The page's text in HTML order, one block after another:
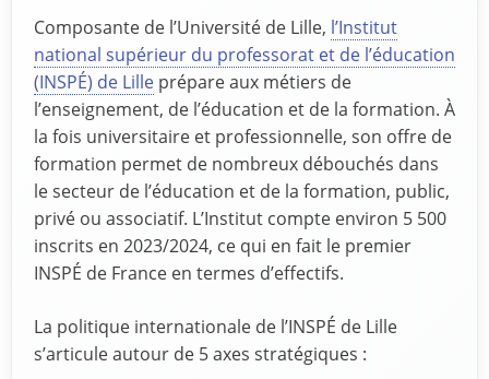
Composante de l’Université de Lille, l’Institut
national supérieur du professorat et de l’éducation
(INSPÉ) de Lille prépare aux métiers de
l’enseignement, de l’éducation et de la formation. À
la fois universitaire et professionnelle, son offre de
formation permet de nombreux débouchés dans
le secteur de l’éducation et de la formation, public,
privé ou associatif. L’Institut compte environ 5 500
inscrits en 2023/2024, ce qui en fait le premier
INSPÉ de France en termes d’effectifs.
La politique internationale de l’INSPÉ de Lille
s’articule autour de 5 axes stratégiques :